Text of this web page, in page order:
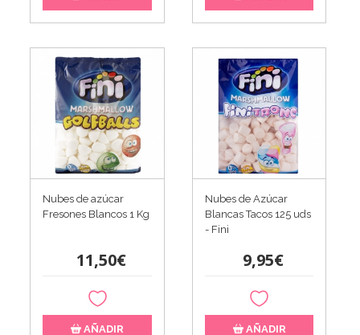
Nubes de azúcar
Fresones Blancos 1 Kg
11,50€
AÑADIR
Nubes de Azúcar
Blancas Tacos 125 uds
- Fini
9,95€
AÑADIR